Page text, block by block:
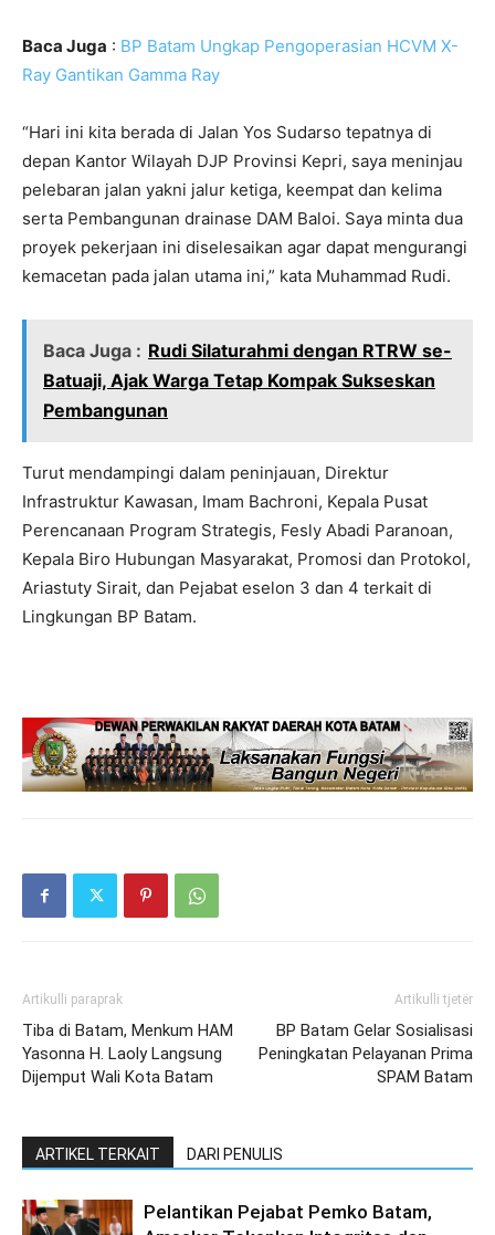
Baca Juga : BP Batam Ungkap Pengoperasian HCVM X-
Ray Gantikan Gamma Ray
“Hari ini kita berada di Jalan Yos Sudarso tepatnya di
depan Kantor Wilayah DJP Provinsi Kepri, saya meninjau
pelebaran jalan yakni jalur ketiga, keempat dan kelima
serta Pembangunan drainase DAM Baloi. Saya minta dua
proyek pekerjaan ini diselesaikan agar dapat mengurangi
kemacetan pada jalan utama ini,” kata Muhammad Rudi.
Baca Juga : Rudi Silaturahmi dengan RTRW se-
Batuaji, Ajak Warga Tetap Kompak Sukseskan
Pembangunan
Turut mendampingi dalam peninjauan, Direktur
Infrastruktur Kawasan, Imam Bachroni, Kepala Pusat
Perencanaan Program Strategis, Fesly Abadi Paranoan,
Kepala Biro Hubungan Masyarakat, Promosi dan Protokol,
Ariastuty Sirait, dan Pejabat eselon 3 dan 4 terkait di
Lingkungan BP Batam.
Artikulli paraprak
Tiba di Batam, Menkum HAM
Yasonna H. Laoly Langsung
Dijemput Wali Kota Batam
Artikulli tjetër
BP Batam Gelar Sosialisasi
Peningkatan Pelayanan Prima
SPAM Batam
ARTIKEL TERKAIT DARI PENULIS
Pelantikan Pejabat Pemko Batam,